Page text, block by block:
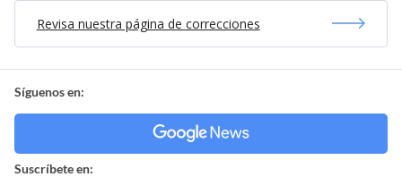
Revisa nuestra página de correcciones
Síguenos en:
Suscríbete en: